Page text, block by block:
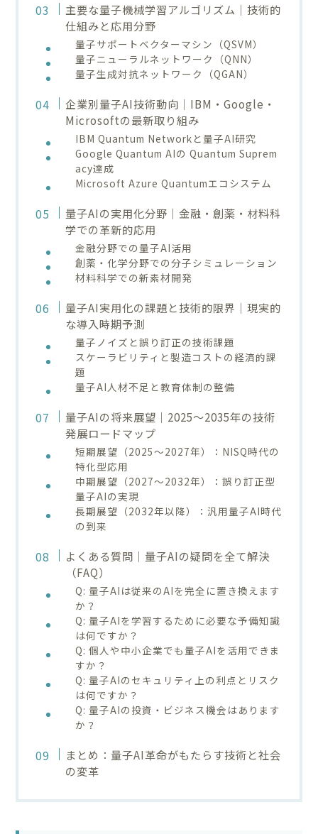
主要な量子機械学習アルゴリズム｜技術的
仕組みと応用分野
量子サポートベクターマシン（QSVM）
量子ニューラルネットワーク（QNN）
量子生成対抗ネットワーク（QGAN）
企業別量子AI技術動向｜IBM・Google・
Microsoftの最新取り組み
IBM Quantum Networkと量子AI研究
Google Quantum AIの Quantum Suprem
acy達成
Microsoft Azure Quantumエコシステム
量子AIの実用化分野｜金融・創薬・材料科
学での革新的応用
金融分野での量子AI活用
創薬・化学分野での分子シミュレーション
材料科学での新素材開発
量子AI実用化の課題と技術的限界｜現実的
な導入時期予測
量子ノイズと誤り訂正の技術課題
スケーラビリティと製造コストの経済的課
題
量子AI人材不足と教育体制の整備
量子AIの将来展望｜2025〜2035年の技術
発展ロードマップ
短期展望（2025〜2027年）：NISQ時代の
特化型応用
中期展望（2027〜2032年）：誤り訂正型
量子AIの実現
長期展望（2032年以降）：汎用量子AI時代
の到来
よくある質問｜量子AIの疑問を全て解決
（FAQ）
Q: 量子AIは従来のAIを完全に置き換えます
か？
Q: 量子AIを学習するために必要な予備知識
は何ですか？
Q: 個人や中小企業でも量子AIを活用できま
すか？
Q: 量子AIのセキュリティ上の利点とリスク
は何ですか？
Q: 量子AIの投資・ビジネス機会はあります
か？
まとめ：量子AI革命がもたらす技術と社会
の変革